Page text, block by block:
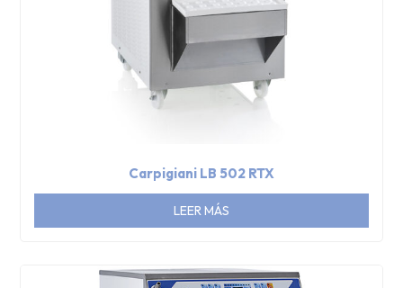
Carpigiani LB 502 RTX
LEER MÁS